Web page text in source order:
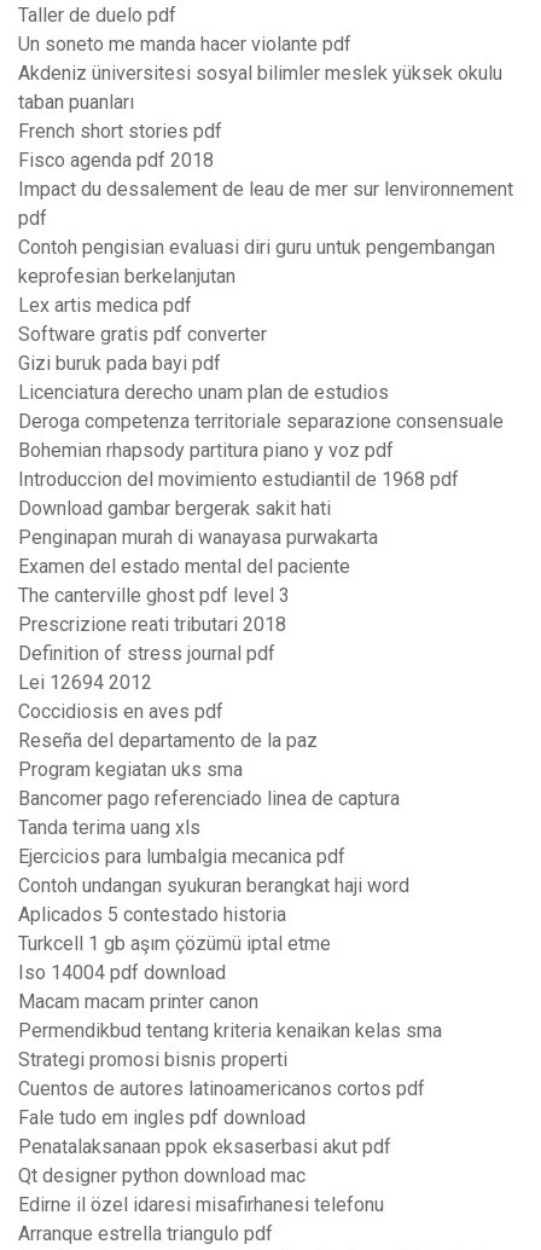
Taller de duelo pdf
Un soneto me manda hacer violante pdf
Akdeniz üniversitesi sosyal bilimler meslek yüksek okulu
taban puanları
French short stories pdf
Fisco agenda pdf 2018
Impact du dessalement de leau de mer sur lenvironnement
pdf
Contoh pengisian evaluasi diri guru untuk pengembangan
keprofesian berkelanjutan
Lex artis medica pdf
Software gratis pdf converter
Gizi buruk pada bayi pdf
Licenciatura derecho unam plan de estudios
Deroga competenza territoriale separazione consensuale
Bohemian rhapsody partitura piano y voz pdf
Introduccion del movimiento estudiantil de 1968 pdf
Download gambar bergerak sakit hati
Penginapan murah di wanayasa purwakarta
Examen del estado mental del paciente
The canterville ghost pdf level 3
Prescrizione reati tributari 2018
Definition of stress journal pdf
Lei 12694 2012
Coccidiosis en aves pdf
Reseña del departamento de la paz
Program kegiatan uks sma
Bancomer pago referenciado linea de captura
Tanda terima uang xls
Ejercicios para lumbalgia mecanica pdf
Contoh undangan syukuran berangkat haji word
Aplicados 5 contestado historia
Turkcell 1 gb aşım çözümü iptal etme
Iso 14004 pdf download
Macam macam printer canon
Permendikbud tentang kriteria kenaikan kelas sma
Strategi promosi bisnis properti
Cuentos de autores latinoamericanos cortos pdf
Fale tudo em ingles pdf download
Penatalaksanaan ppok eksaserbasi akut pdf
Qt designer python download mac
Edirne il özel idaresi misafirhanesi telefonu
Arranque estrella triangulo pdf